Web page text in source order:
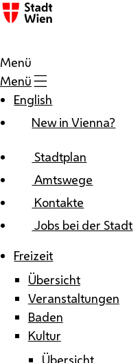
Zum Inhalt
Menü
Menü
English
New in Vienna?
Stadtplan
Amtswege
Kontakte
Jobs bei der Stadt
Freizeit
Übersicht
Veranstaltungen
Baden
Kultur
Übersicht